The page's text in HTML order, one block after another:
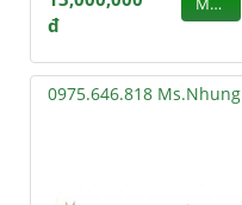
đ
0975.646.818 Ms.Nhung